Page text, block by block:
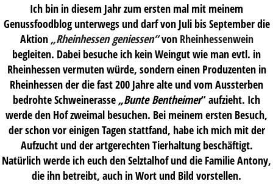
Ich bin in diesem Jahr zum ersten mal mit meinem
Genussfoodblog unterwegs und darf von Juli bis September die
Aktion „Rheinhessen geniessen“von Rheinhessenwein
begleiten. Dabei besuche ich kein Weingut wie man evtl. in
Rheinhessen vermuten würde, sondern einen Produzenten in
Rheinhessen der die fast 200 Jahre alte und vom Aussterben
bedrohte Schweinerasse „Bunte Bentheimer“ aufzieht. Ich
werde den Hof zweimal besuchen. Bei meinem ersten Besuch,
der schon vor einigen Tagen stattfand, habe ich mich mit der
Aufzucht und der artgerechten Tierhaltung beschäftigt.
Natürlich werde ich euch den Selztalhof und die Familie Antony,
die ihn betreibt, auch in Wort und Bild vorstellen.